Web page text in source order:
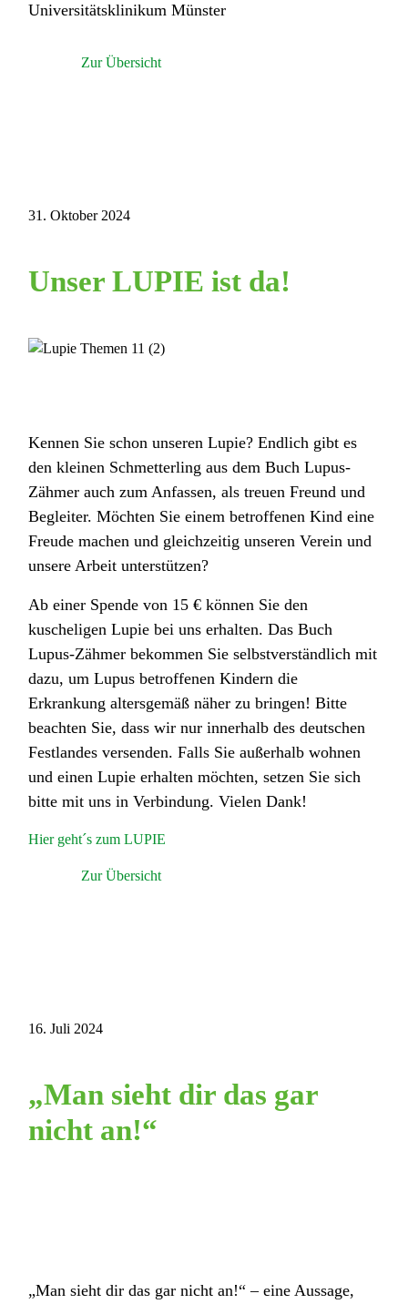
Universitätsklinikum Münster
Zur Übersicht
31. Oktober 2024
Unser LUPIE ist da!
Kennen Sie schon unseren Lupie? Endlich gibt es
den kleinen Schmetterling aus dem Buch Lupus-
Zähmer auch zum Anfassen, als treuen Freund und
Begleiter. Möchten Sie einem betroffenen Kind eine
Freude machen und gleichzeitig unseren Verein und
unsere Arbeit unterstützen?
Ab einer Spende von 15 € können Sie den
kuscheligen Lupie bei uns erhalten. Das Buch
Lupus-Zähmer bekommen Sie selbstverständlich mit
dazu, um Lupus betroffenen Kindern die
Erkrankung altersgemäß näher zu bringen! Bitte
beachten Sie, dass wir nur innerhalb des deutschen
Festlandes versenden. Falls Sie außerhalb wohnen
und einen Lupie erhalten möchten, setzen Sie sich
bitte mit uns in Verbindung. Vielen Dank!
Hier geht´s zum LUPIE
Zur Übersicht
16. Juli 2024
„Man sieht dir das gar
nicht an!“
„Man sieht dir das gar nicht an!“ – eine Aussage,